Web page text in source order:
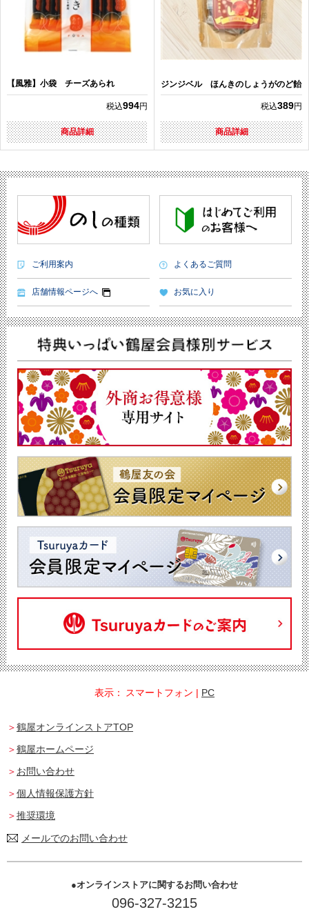
【風雅】小袋 チーズあられ
税込994円
商品詳細
ジンジベル ほんきのしょうがのど飴
税込389円
商品詳細
ご利用案内 よくあるご質問
店舗情報ページへ お気に入り
表示： スマートフォン | PC
鶴屋オンラインストアTOP
鶴屋ホームページ
お問い合わせ
個人情報保護方針
推奨環境
メールでのお問い合わせ
オンラインストアに関するお問い合わせ
096-327-3215